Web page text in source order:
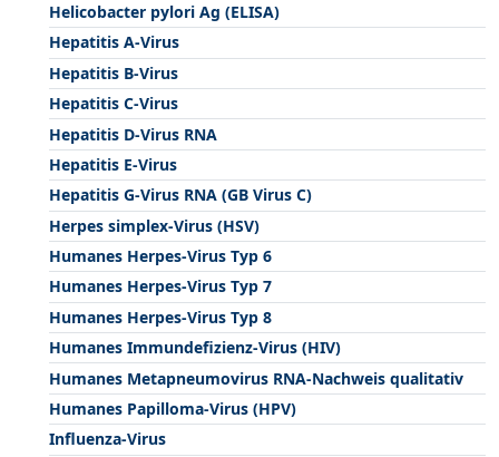
Helicobacter pylori Ag (ELISA)
Hepatitis A-Virus
Hepatitis B-Virus
Hepatitis C-Virus
Hepatitis D-Virus RNA
Hepatitis E-Virus
Hepatitis G-Virus RNA (GB Virus C)
Herpes simplex-Virus (HSV)
Humanes Herpes-Virus Typ 6
Humanes Herpes-Virus Typ 7
Humanes Herpes-Virus Typ 8
Humanes Immundefizienz-Virus (HIV)
Humanes Metapneumovirus RNA-Nachweis qualitativ
Humanes Papilloma-Virus (HPV)
Influenza-Virus